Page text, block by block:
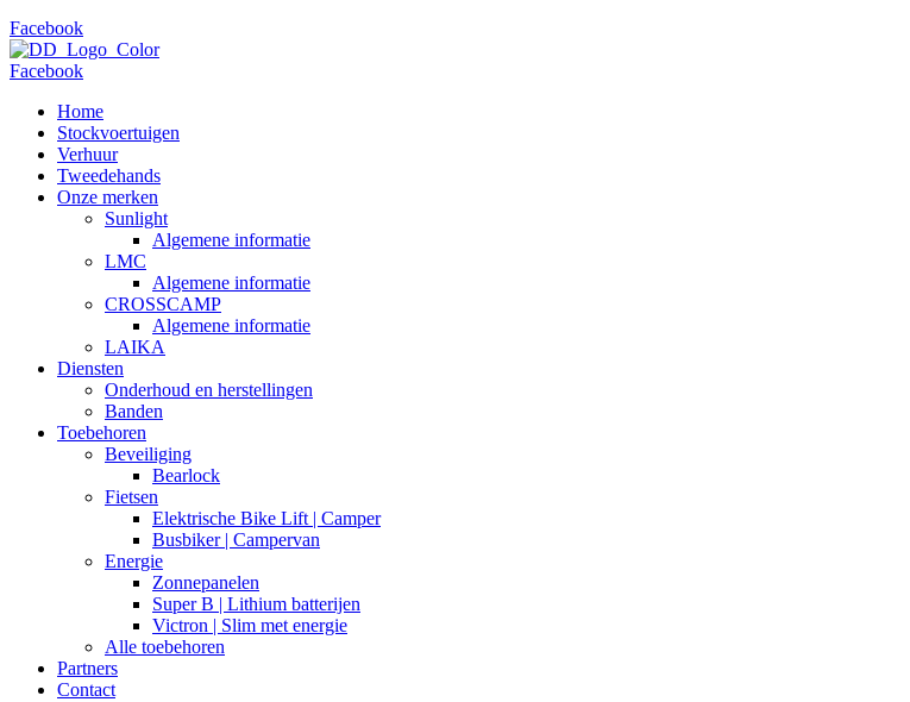
Facebook
Facebook
Home
Stockvoertuigen
Verhuur
Tweedehands
Onze merken
Sunlight
Algemene informatie
LMC
Algemene informatie
CROSSCAMP
Algemene informatie
LAIKA
Diensten
Onderhoud en herstellingen
Banden
Toebehoren
Beveiliging
Bearlock
Fietsen
Elektrische Bike Lift | Camper
Busbiker | Campervan
Energie
Zonnepanelen
Super B | Lithium batterijen
Victron | Slim met energie
Alle toebehoren
Partners
Contact